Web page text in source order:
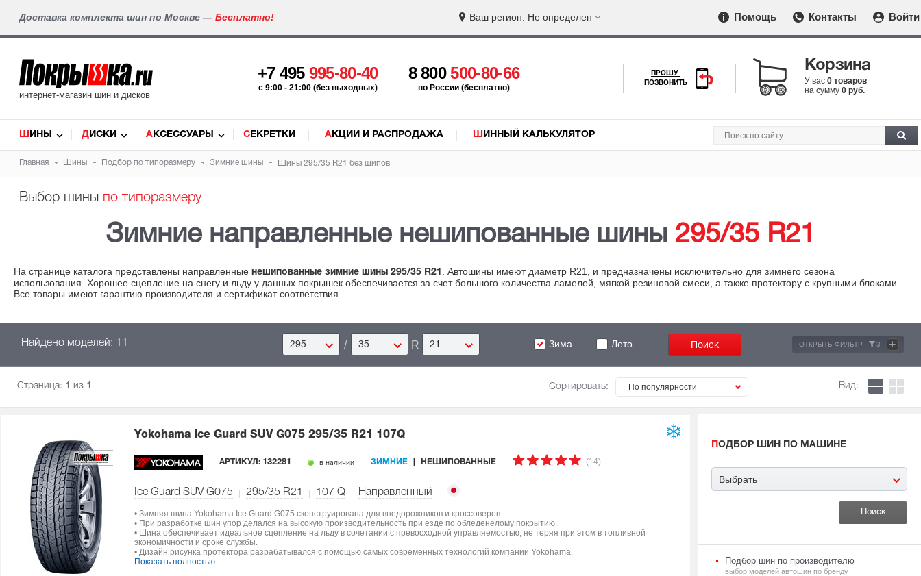
Доставка комплекта шин по Москве — Бесплатно! Ваш регион: Не определен Помощь Контакты Войти
интернет-магазин шин и дисков
+7 495 995-80-40
c 9:00 - 21:00 (без выходных)
8 800500-80-66
по России (бесплатно)
ПРОШУ
ПОЗВОНИТЬ
Корзина
У вас 0 товаров
на сумму 0 руб.
ШИНЫ ДИСКИ АКСЕССУАРЫ СЕКРЕТКИ АКЦИИ И РАСПРОДАЖА ШИННЫЙ КАЛЬКУЛЯТОР
Главная Шины Подбор по типоразмеру Зимние шины Шины 295/35 R21 без шипов
Выбор шины по типоразмеру
Зимние направленные нешипованные шины 295/35 R21
На странице каталога представлены направленные нешипованные зимние шины 295/35 R21
. Автошины имеют диаметр R21, и предназначены исключительно для зимнего сезона
использования. Хорошее сцепление на снегу и льду у данных покрышек обеспечивается за счет большого количества ламелей, мягкой резиновой смеси, а также протектору с крупными блоками.
Все товары имеют гарантию производителя и сертификат соответствия.
Найдено моделей: 11 295 / 35 R 21 Зима Лето ОТКРЫТЬ ФИЛЬТР 3 +
Страница: 1 из 1 Сортировать: По популярности Вид:
Yokohama Ice Guard SUV G075 295/35 R21 107Q
АРТИКУЛ: 132281 в наличии ЗИМНИЕ НЕШИПОВАННЫЕ (14)
Ice Guard SUV G075 295/35 R21 107 Q Направленный
• Зимняя шина Yokohama Ice Guard G075 сконструирована для внедорожников и кроссоверов.
• При разработке шин упор делался на высокую производительность при езде по обледенелому покрытию.
• Шина обеспечивает идеальное сцепление на льду в сочетании с превосходной управляемостью, не теряя при этом в топливной
экономичности и сроке службы.
• Дизайн рисунка протектора разрабатывался с помощью самых современных технологий компании Yokohama.
Показать полностью
ПОДБОР ШИН ПО МАШИНЕ
Выбрать
Подбор шин по производителю
выбор моделей автошин по бренду